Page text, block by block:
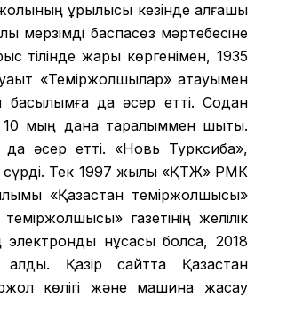
құрылысы кезінде алғашқы
мерзімді баспасөз мәртебесіне
тілінде жарық көргенімен, 1935
«Теміржолшылар» атауымен
басылымға да әсер етті. Содан
10 мың дана таралыммен шықты.
да әсер етті. «Новь Турксиба»,
сүрді. Тек 1997 жылы «ҚТЖ» РМК
«Қазақстан теміржолшысы»
газетінің желілік
нұсқасы болса, 2018
Қазір сайтта Қазақстан
көлігі және машина жасау